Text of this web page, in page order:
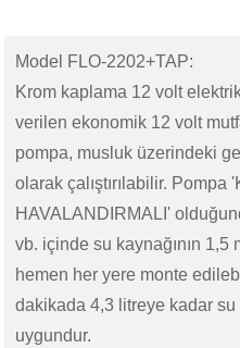
Model FLO-2202+TAP:
Krom kaplama 12 volt
verilen ekonomik 12 volt
pompa, musluk üzerindeki
olarak çalıştırılabilir. Pompa
HAVALANDIRMALI'
vb. içinde su kaynağının 1,5
hemen her yere monte
dakikada 4,3 litreye kadar su
uygundur.